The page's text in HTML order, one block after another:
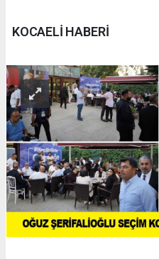
KOCAELİ HABERİ